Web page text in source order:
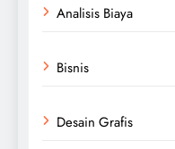
Analisis Biaya
Bisnis
Desain Grafis